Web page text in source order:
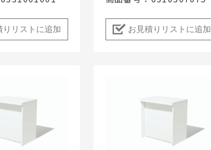
りリストに追加 お見積りリストに追加